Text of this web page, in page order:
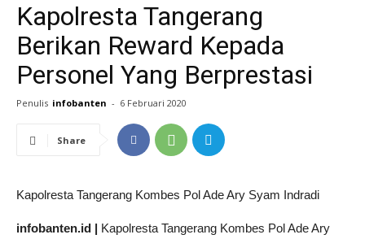
Kapolresta Tangerang
Berikan Reward Kepada
Personel Yang Berprestasi
Penulis infobanten - 6 Februari 2020
Share
Kapolresta Tangerang Kombes Pol Ade Ary Syam Indradi
infobanten.id | Kapolresta Tangerang Kombes Pol Ade Ary